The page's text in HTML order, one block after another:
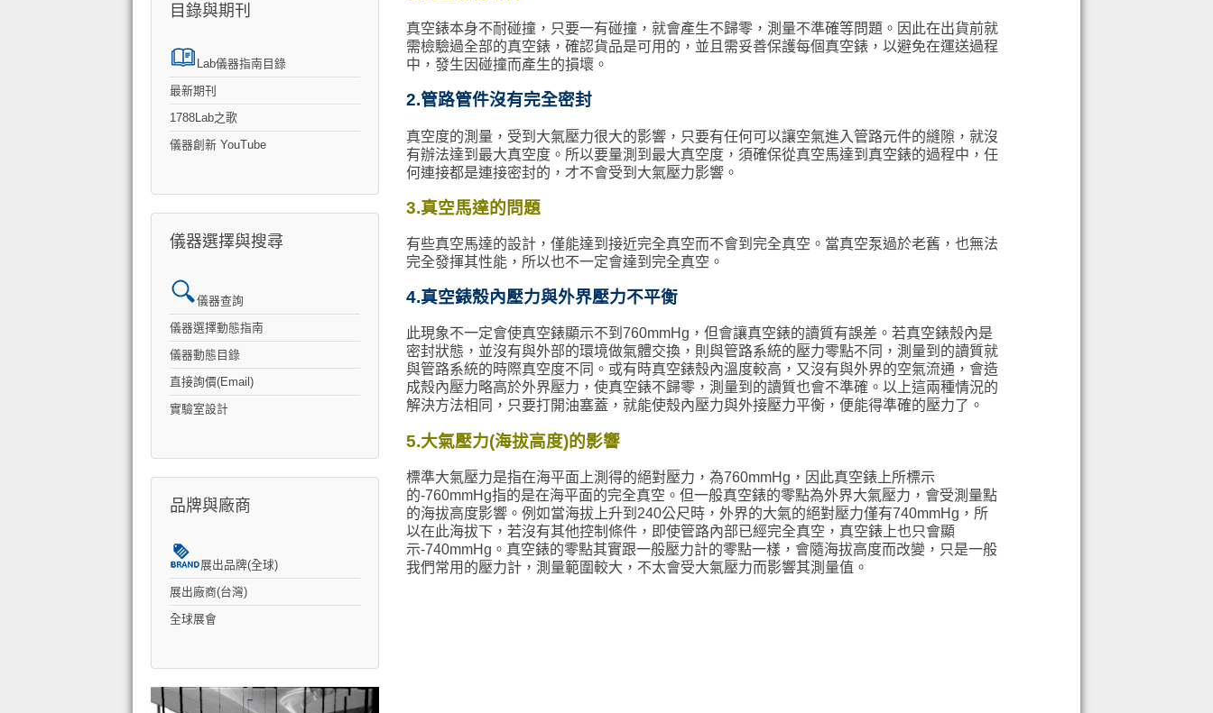
目錄與期刊
Lab儀器指南目錄
最新期刊
1788Lab之歌
儀器創新 YouTube
儀器選擇與搜尋
儀器查詢
儀器選擇動態指南
儀器動態目錄
直接詢價(Email)
實驗室設計
品牌與廠商
展出品牌(全球)
展出廠商(台灣)
全球展會
真空錶本身不耐碰撞，只要一有碰撞，就會產生不歸零，測量不準確等問題。因此在出貨前就
需檢驗過全部的真空錶，確認貨品是可用的，並且需妥善保護每個真空錶，以避免在運送過程
中，發生因碰撞而產生的損壞。
2.管路管件沒有完全密封
真空度的測量，受到大氣壓力很大的影響，只要有任何可以讓空氣進入管路元件的縫隙，就沒
有辦法達到最大真空度。所以要量測到最大真空度，須確保從真空馬達到真空錶的過程中，任
何連接都是連接密封的，才不會受到大氣壓力影響。
3.真空馬達的問題
有些真空馬達的設計，僅能達到接近完全真空而不會到完全真空。當真空泵過於老舊，也無法
完全發揮其性能，所以也不一定會達到完全真空。
4.真空錶殼內壓力與外界壓力不平衡
此現象不一定會使真空錶顯示不到760mmHg，但會讓真空錶的讀質有誤差。若真空錶殼內是
密封狀態，並沒有與外部的環境做氣體交換，則與管路系統的壓力零點不同，測量到的讀質就
與管路系統的時際真空度不同。或有時真空錶殼內溫度較高，又沒有與外界的空氣流通，會造
成殼內壓力略高於外界壓力，使真空錶不歸零，測量到的讀質也會不準確。以上這兩種情況的
解決方法相同，只要打開油塞蓋，就能使殼內壓力與外接壓力平衡，便能得準確的壓力了。
5.大氣壓力(海拔高度)的影響
標準大氣壓力是指在海平面上測得的絕對壓力，為760mmHg，因此真空錶上所標示
的-760mmHg指的是在海平面的完全真空。但一般真空錶的零點為外界大氣壓力，會受測量點
的海拔高度影響。例如當海拔上升到240公尺時，外界的大氣的絕對壓力僅有740mmHg，所
以在此海拔下，若沒有其他控制條件，即使管路內部已經完全真空，真空錶上也只會顯
示-740mmHg。真空錶的零點其實跟一般壓力計的零點一樣，會隨海拔高度而改變，只是一般
我們常用的壓力計，測量範圍較大，不太會受大氣壓力而影響其測量值。